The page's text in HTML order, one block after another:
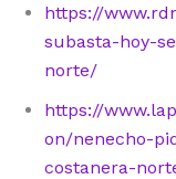
https://
subasta-hoy-
norte/
https://
on/nenecho-
costanera-